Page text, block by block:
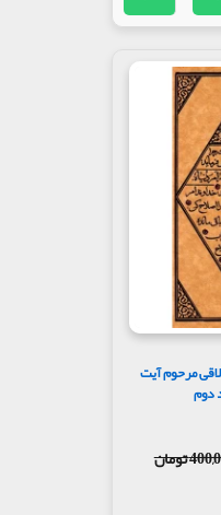
مرحوم آیت
دوم
تومان